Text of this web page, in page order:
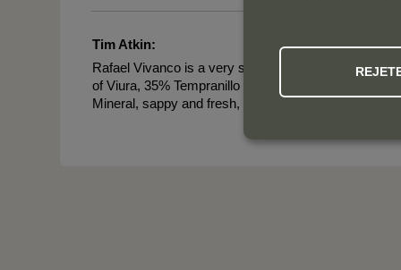
Tim Atkin:
Rafael Vivanco is a very skilful blender, especial
of Viura, 35% Tempranillo Blanco and 15%
Mineral, sappy and fresh, it has citrus zest and pink